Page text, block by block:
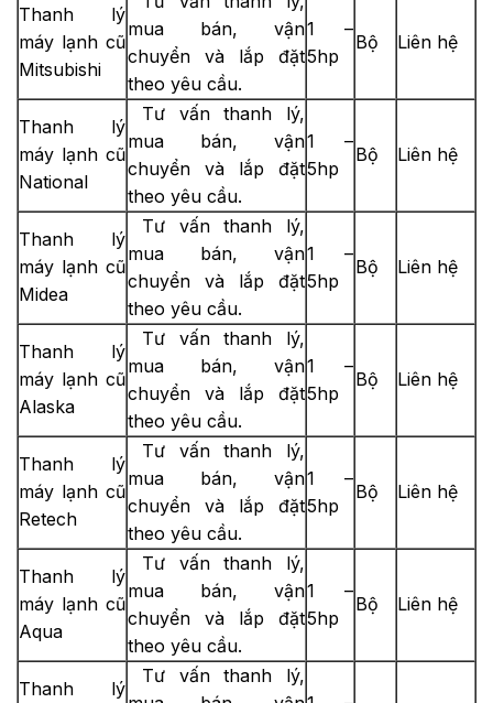
Thanh lý
máy lạnh cũ
Mitsubishi
mua bán, vận
chuyển và lắp đặt
theo yêu cầu.
1 –
5hp
Bộ Liên hệ
Thanh lý
máy lạnh cũ
National
Tư vấn thanh lý,
mua bán, vận
chuyển và lắp đặt
theo yêu cầu.
1 –
5hp
Bộ Liên hệ
Thanh lý
máy lạnh cũ
Midea
Tư vấn thanh lý,
mua bán, vận
chuyển và lắp đặt
theo yêu cầu.
1 –
5hp
Bộ Liên hệ
Thanh lý
máy lạnh cũ
Alaska
Tư vấn thanh lý,
mua bán, vận
chuyển và lắp đặt
theo yêu cầu.
1 –
5hp
Bộ Liên hệ
Thanh lý
máy lạnh cũ
Retech
Tư vấn thanh lý,
mua bán, vận
chuyển và lắp đặt
theo yêu cầu.
1 –
5hp
Bộ Liên hệ
Thanh lý
máy lạnh cũ
Aqua
Tư vấn thanh lý,
mua bán, vận
chuyển và lắp đặt
theo yêu cầu.
1 –
5hp
Bộ Liên hệ
Thanh lý
Tư vấn thanh lý,